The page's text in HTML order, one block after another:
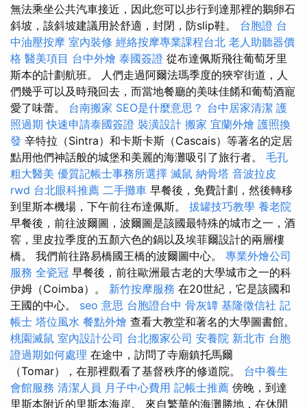
無法乘坐公共汽車接近，因此您可以步行到達那裡的鵝卵石
斜坡，該斜坡建議用於舒適，封閉，防slip鞋。 台胞證 台
中油壓按摩 室內裝修 經絡按摩專業課程台北 老人助聽器價
格 醫美項目 台中外燴 泰國簽證 從布達佩斯飛往葡萄牙里
斯本的計劃航班。 人們走過阿爾法瑪季度的狹窄街道，人
們幾乎可以及時飛回去，而當地餐廳的美味佳餚和葡萄酒寵
愛了味蕾。 台南搬家 SEO是什麼意思？ 台中居家清潔 護
照過期 快速申請泰國簽證 裝潢設計 搬家 宜蘭外燴 護照換
發 辛特拉（Sintra）和卡斯卡斯（Cascais）等著名的定居
點用他們神話般的城堡和美麗的海灘吸引了旅行者。 毛孔
粗大醫美 優質記帳士事務所選擇 滅鼠 納骨塔 音波拉皮
rwd 台北眼科推薦 二手攤車 早餐後，免費計劃，然後轉移
到里斯本機場，下午前往布達佩斯。 拔罐技巧教學 養老院
早餐後，前往波爾圖，波爾圖是該國最特殊的城市之一，酒
窖，里皮拉季度的五顏六色的鍋以及埃菲爾設計的兩層樓
橋。 我們前往路易橋國王橋的波爾圖中心。 專業外燴公司
服務 全瓷冠 早餐後，前往歐洲最古老的大學城市之一的科
伊姆（Coimba）。 新竹按摩服務 在20世紀，它是該國和
王國的中心。 seo 意思 台胞證台中 骨灰罈 基隆徵信社 記
帳士 塔位風水 餐點外燴 查看大教堂和著名的大學圖書館。
桃園滅鼠 室內設計公司 台北搬家公司 安養院 新北市 台胞
證過期如何處理 在途中，訪問了寺廟鎮托馬爾
（Tomar），在那裡觀看了基督秩序的修道院。 台中養生
會館服務 清潔人員 月子中心費用 記帳士推薦 傍晚，到達
里斯本附近的里斯本海岸。 來自繁華的海灘勝地，在休閒